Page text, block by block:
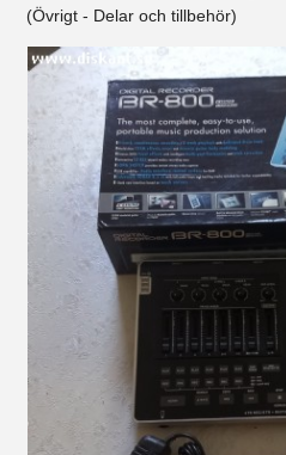
(Övrigt - Delar och tillbehör)